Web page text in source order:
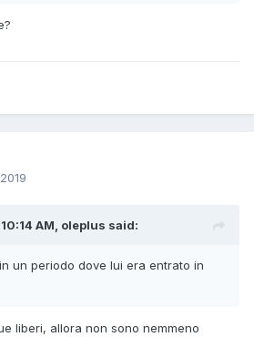
AM, oleplus said:
un periodo dove lui era entrato in
liberi, allora non sono nemmeno